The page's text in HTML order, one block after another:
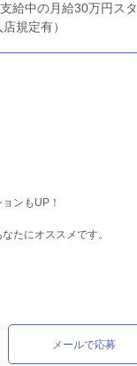
給中の月給30万円スタ
規定有）
ンもUP！
たにオススメです。
メールで応募